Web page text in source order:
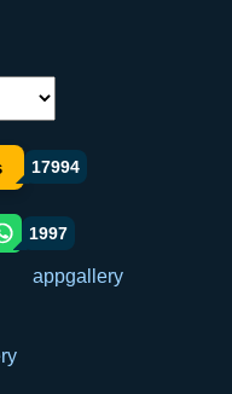
17994
orqali ulashish
WhatsApp orqali ulashish
1997